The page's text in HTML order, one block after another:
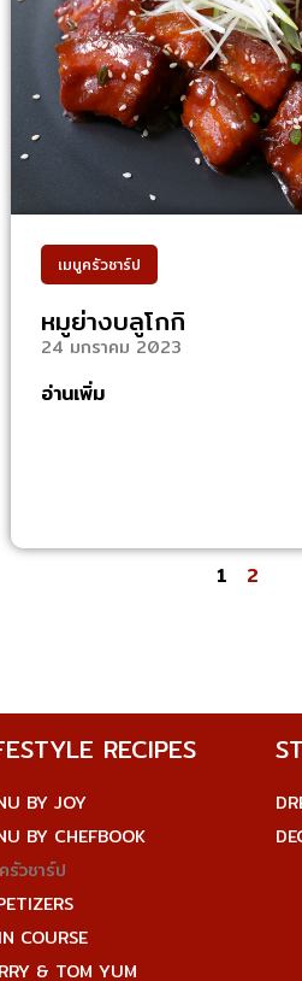
เมนูครัวชาร์ป
หมูย่างบลูโกกิ
24 มกราคม 2023
อ่านเพิ่ม
1 2
RECIPES
BY JOY
BY CHEFBOOK
รัวชาร์ป
COURSE
& TOM YUM